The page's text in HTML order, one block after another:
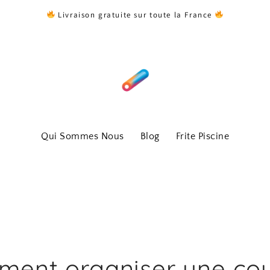
Livraison gratuite sur toute la France
Qui Sommes Nous Blog Frite Piscine